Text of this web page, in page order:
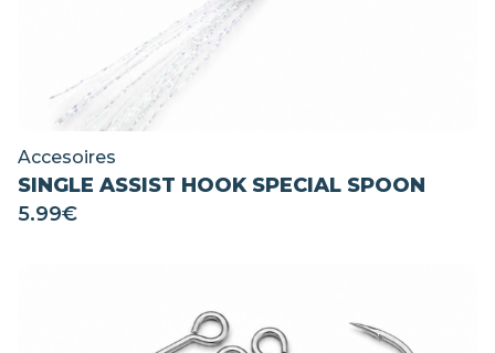
Accesoires
SINGLE ASSIST HOOK SPECIAL SPOON
5.99€